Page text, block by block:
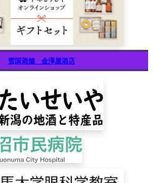
雪国酒舗 金澤屋酒店